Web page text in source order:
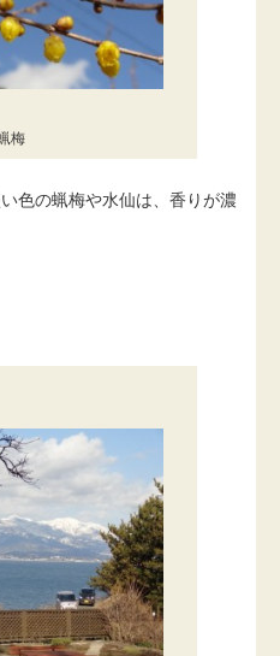
梅
色の蝋梅や水仙は、香りが濃